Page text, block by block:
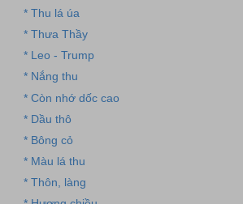
* Thu lá úa
* Thưa Thầy
* Leo - Trump
* Nắng thu
* Còn nhớ dốc cao
* Dầu thô
* Bông cỏ
* Màu lá thu
* Thôn, làng